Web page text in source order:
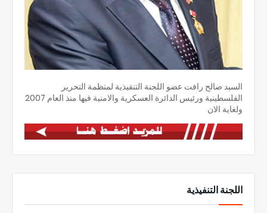
السيد صالح رافت عضو اللجنة التنفيذية لمنظمة التحرير
الفلسطينية ورئيس الدائرة العسكرية والامنية فيها منذ العام 2007
ولغاية الان
اللجنة التنفيذية